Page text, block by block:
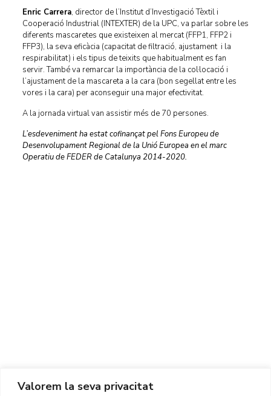
Valorem la seva privacitat
Enric Carrera, director de l’Institut d’Investigació Tèxtil i
Cooperació Industrial (INTEXTER) de la UPC, va parlar sobre les
diferents mascaretes que existeixen al mercat (FFP1, FFP2 i
FFP3), la seva eficàcia (capacitat de filtració, ajustament i la
respirabilitat) i els tipus de teixits que habitualment es fan
servir. També va remarcar la importància de la col·locació i
l’ajustament de la mascareta a la cara (bon segellat entre les
vores i la cara) per aconseguir una major efectivitat.
A la jornada virtual van assistir més de 70 persones.
L’esdeveniment ha estat cofinançat pel Fons Europeu de
Desenvolupament Regional de la Unió Europea en el marc
Operatiu de FEDER de Catalunya 2014-2020.
CONTACTE